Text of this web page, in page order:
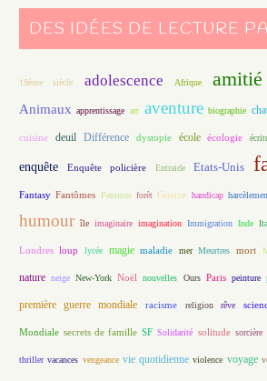
DES IDÉES DE LECTURE
19ème siècle adolescence Afrique amitié
Animaux apprentissage art aventure biographie
cuisine deuil Différence dystopie école écologie
enquête Enquête policière Entraide Etats-Unis
Fantasy Fantômes Femmes forêt Guerre handicap
humour île imaginaire imagination Immigration Inde
Londres loup lycée magie maladie mer Meurtres mort
nature neige New-York Noël nouvelles Ours Paris peinture
première guerre mondiale racisme religion rêve
Mondiale secrets de famille SF Solidarité solitude sorcière
thriller vacances vengeance vie quotidienne violence voyage